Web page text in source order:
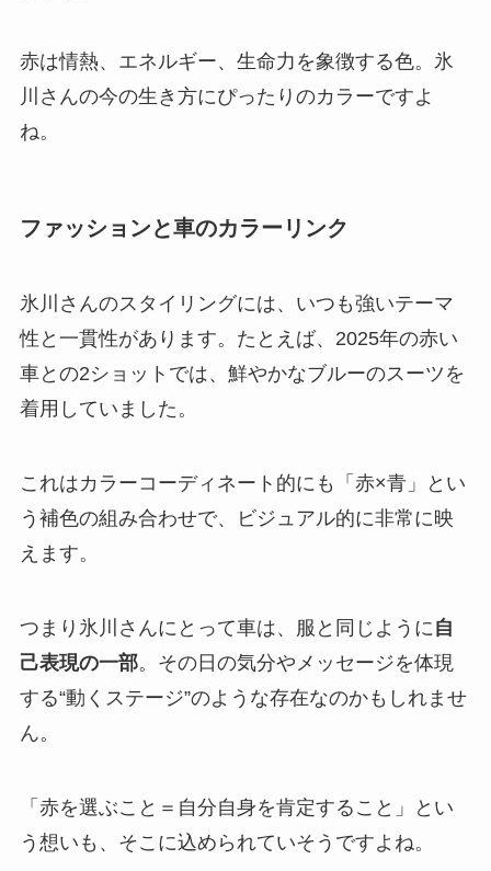
赤は情熱、エネルギー、生命力を象徴する色。氷
川さんの今の生き方にぴったりのカラーですよ
ね。
ファッションと車のカラーリンク
氷川さんのスタイリングには、いつも強いテーマ
性と一貫性があります。たとえば、2025年の赤い
車との2ショットでは、鮮やかなブルーのスーツを
着用していました。
これはカラーコーディネート的にも「赤×青」とい
う補色の組み合わせで、ビジュアル的に非常に映
えます。
つまり氷川さんにとって車は、服と同じように自
己表現の一部。その日の気分やメッセージを体現
する“動くステージ”のような存在なのかもしれませ
ん。
「赤を選ぶこと＝自分自身を肯定すること」とい
う想いも、そこに込められていそうですよね。